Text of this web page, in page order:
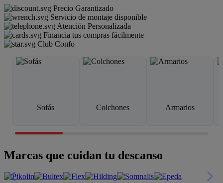
Precio Garantizado
Servicio de montaje disponible
Atención Personalizada
Financia tus compras fácilmente
Club Confo
Sofás Colchones Armarios
Marcas que cuidan tu descanso